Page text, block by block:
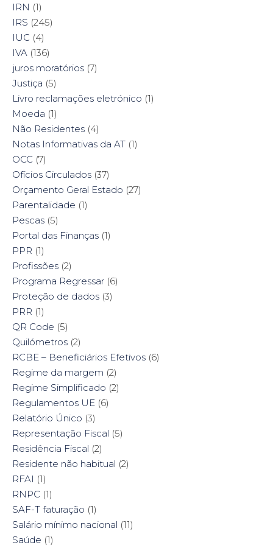
IRN (1)
IRS (245)
IUC (4)
IVA (136)
juros moratórios (7)
Justiça (5)
Livro reclamações eletrónico (1)
Moeda (1)
Não Residentes (4)
Notas Informativas da AT (1)
OCC (7)
Ofícios Circulados (37)
Orçamento Geral Estado (27)
Parentalidade (1)
Pescas (5)
Portal das Finanças (1)
PPR (1)
Profissões (2)
Programa Regressar (6)
Proteção de dados (3)
PRR (1)
QR Code (5)
Quilómetros (2)
RCBE – Beneficiários Efetivos (6)
Regime da margem (2)
Regime Simplificado (2)
Regulamentos UE (6)
Relatório Único (3)
Representação Fiscal (5)
Residência Fiscal (2)
Residente não habitual (2)
RFAI (1)
RNPC (1)
SAF-T faturação (1)
Salário mínimo nacional (11)
Saúde (1)